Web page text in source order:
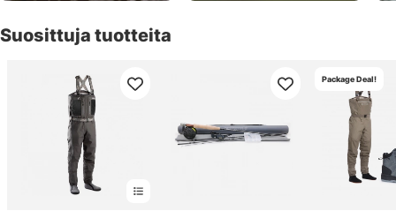
Suosittuja tuotteita
Package Deal!